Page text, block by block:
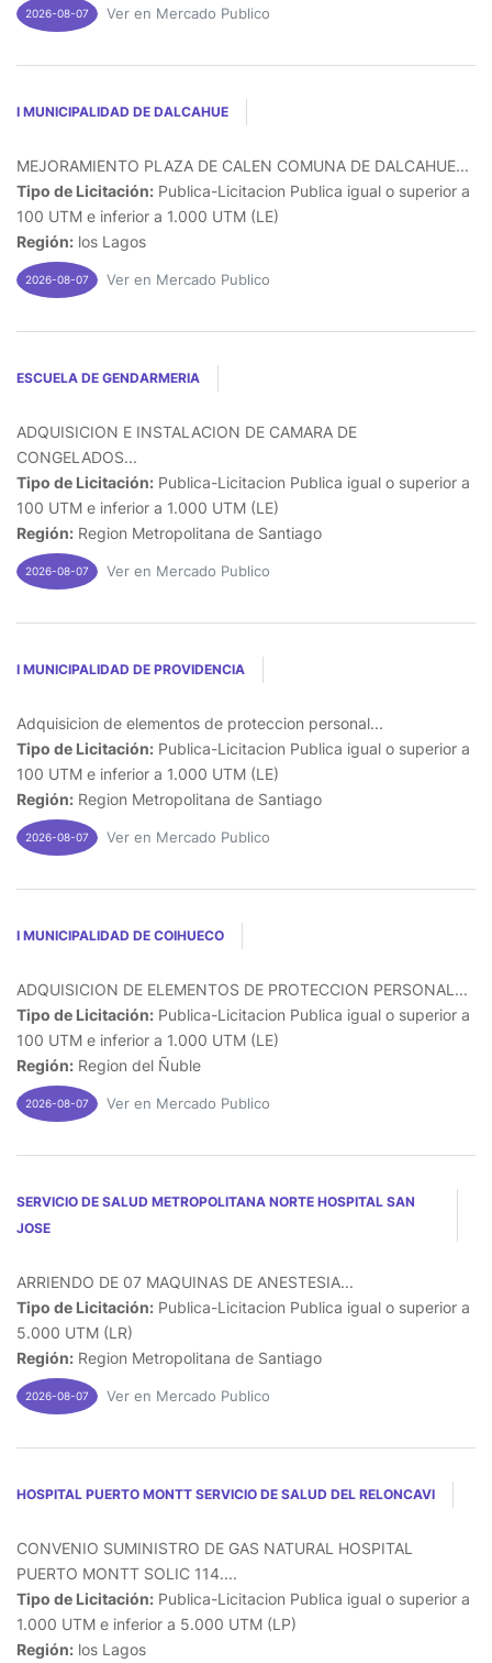
2026-08-07 Ver en Mercado Publico
I MUNICIPALIDAD DE DALCAHUE
MEJORAMIENTO PLAZA DE CALEN COMUNA DE DALCAHUE...
Tipo de Licitación: Publica-Licitacion Publica igual o superior a
100 UTM e inferior a 1.000 UTM (LE)
Región: los Lagos
2026-08-07 Ver en Mercado Publico
ESCUELA DE GENDARMERIA
ADQUISICION E INSTALACION DE CAMARA DE
CONGELADOS...
Tipo de Licitación: Publica-Licitacion Publica igual o superior a
100 UTM e inferior a 1.000 UTM (LE)
Región: Region Metropolitana de Santiago
2026-08-07 Ver en Mercado Publico
I MUNICIPALIDAD DE PROVIDENCIA
Adquisicion de elementos de proteccion personal...
Tipo de Licitación: Publica-Licitacion Publica igual o superior a
100 UTM e inferior a 1.000 UTM (LE)
Región: Region Metropolitana de Santiago
2026-08-07 Ver en Mercado Publico
I MUNICIPALIDAD DE COIHUECO
ADQUISICION DE ELEMENTOS DE PROTECCION PERSONAL...
Tipo de Licitación: Publica-Licitacion Publica igual o superior a
100 UTM e inferior a 1.000 UTM (LE)
Región: Region del Ñuble
2026-08-07 Ver en Mercado Publico
SERVICIO DE SALUD METROPOLITANA NORTE HOSPITAL SAN
JOSE
ARRIENDO DE 07 MAQUINAS DE ANESTESIA...
Tipo de Licitación: Publica-Licitacion Publica igual o superior a
5.000 UTM (LR)
Región: Region Metropolitana de Santiago
2026-08-07 Ver en Mercado Publico
HOSPITAL PUERTO MONTT SERVICIO DE SALUD DEL RELONCAVI
CONVENIO SUMINISTRO DE GAS NATURAL HOSPITAL
PUERTO MONTT SOLIC 114....
Tipo de Licitación: Publica-Licitacion Publica igual o superior a
1.000 UTM e inferior a 5.000 UTM (LP)
Región: los Lagos